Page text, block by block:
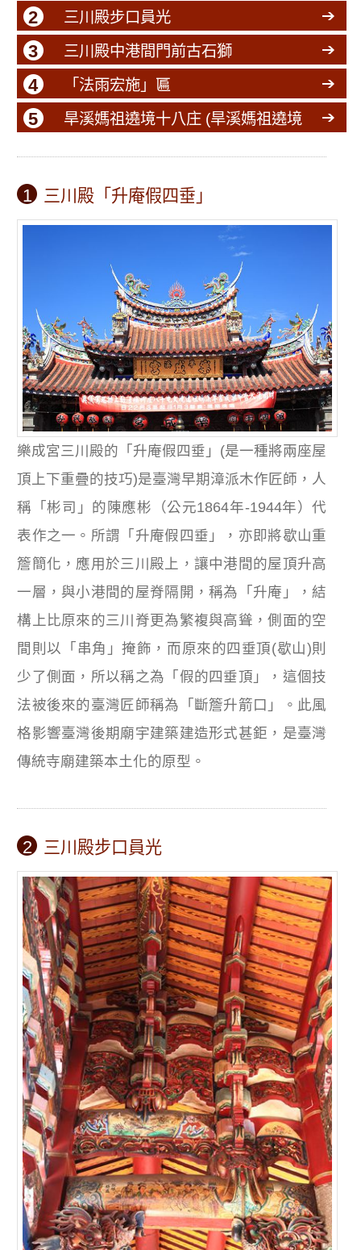
2 三川殿步口員光
3 三川殿中港間門前古石獅
4 「法雨宏施」匾
5
旱溪媽祖遶境十八庄 (旱溪媽祖遶境
1 三川殿「升庵假四垂」
樂成宮三川殿的「升庵假四垂」(是一種將兩座屋
頂上下重疊的技巧)是臺灣早期漳派木作匠師，人
稱「彬司」的陳應彬（公元1864年-1944年）代
表作之一。所謂「升庵假四垂」，亦即將歇山重
簷簡化，應用於三川殿上，讓中港間的屋頂升高
一層，與小港間的屋脊隔開，稱為「升庵」，結
構上比原來的三川脊更為繁複與高聳，側面的空
間則以「串角」掩飾，而原來的四垂頂(歇山)則
少了側面，所以稱之為「假的四垂頂」，這個技
法被後來的臺灣匠師稱為「斷簷升箭口」。此風
格影響臺灣後期廟宇建築建造形式甚鉅，是臺灣
傳統寺廟建築本土化的原型。
2 三川殿步口員光